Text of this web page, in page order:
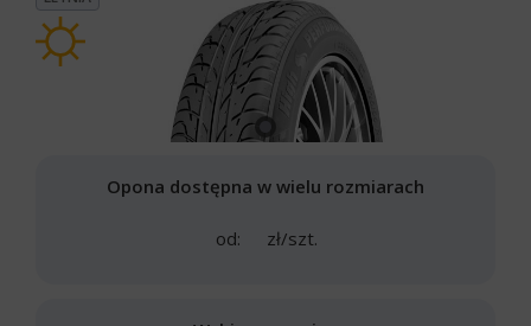
Opona dostępna w wielu rozmiarach
od: zł/szt.